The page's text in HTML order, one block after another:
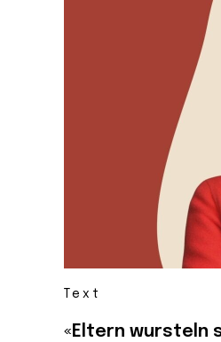
Text
«Eltern wursteln